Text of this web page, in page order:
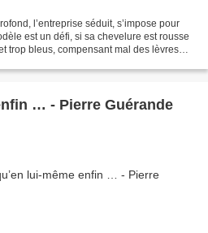
l’entreprise séduit, s’impose pour
est un défi, si sa chevelure est rousse
trop bleus, compensant mal des lèvres
… - Pierre Guérande